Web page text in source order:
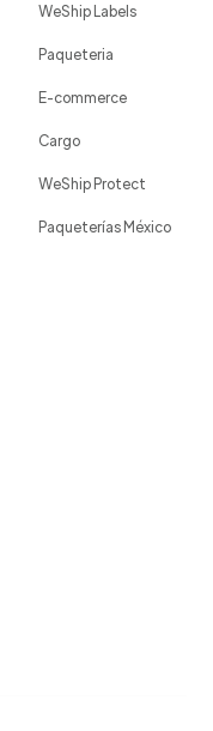
WeShip Labels
Paqueteria
E-commerce
Cargo
WeShip Protect
Paqueterías México